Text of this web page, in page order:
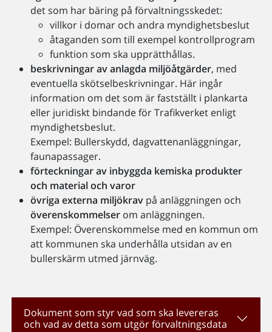
det som har bäring på förvaltningsskedet:
villkor i domar och andra myndighetsbeslut
åtaganden som till exempel kontrollprogram
funktion som ska upprätthållas.
beskrivningar av anlagda miljöåtgärder, med
eventuella skötselbeskrivningar. Här ingår
information om det som är fastställt i plankarta
eller juridiskt bindande för Trafikverket enligt
myndighetsbeslut.
Exempel: Bullerskydd, dagvattenanläggningar,
faunapassager.
förteckningar av inbyggda kemiska produkter
och material och varor
övriga externa miljökravpå anläggningen och
överenskommelserom anläggningen.
Exempel: Överenskommelse med en kommun om
att kommunen ska underhålla utsidan av en
bullerskärm utmed järnväg.
Dokument som styr vad som ska levereras
och vad av detta som utgör förvaltningsdata